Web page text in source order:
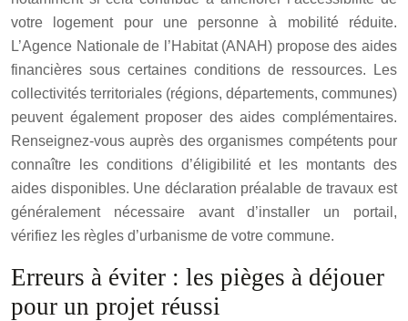
votre logement pour une personne à mobilité réduite.
L’Agence Nationale de l’Habitat (ANAH) propose des aides
financières sous certaines conditions de ressources. Les
collectivités territoriales (régions, départements, communes)
peuvent également proposer des aides complémentaires.
Renseignez-vous auprès des organismes compétents pour
connaître les conditions d’éligibilité et les montants des
aides disponibles. Une déclaration préalable de travaux est
généralement nécessaire avant d’installer un portail,
vérifiez les règles d’urbanisme de votre commune.
Erreurs à éviter : les pièges à déjouer
pour un projet réussi